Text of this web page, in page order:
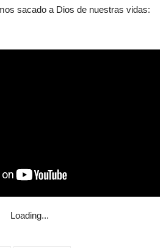
sacado a Dios de nuestras vidas:
Loading...